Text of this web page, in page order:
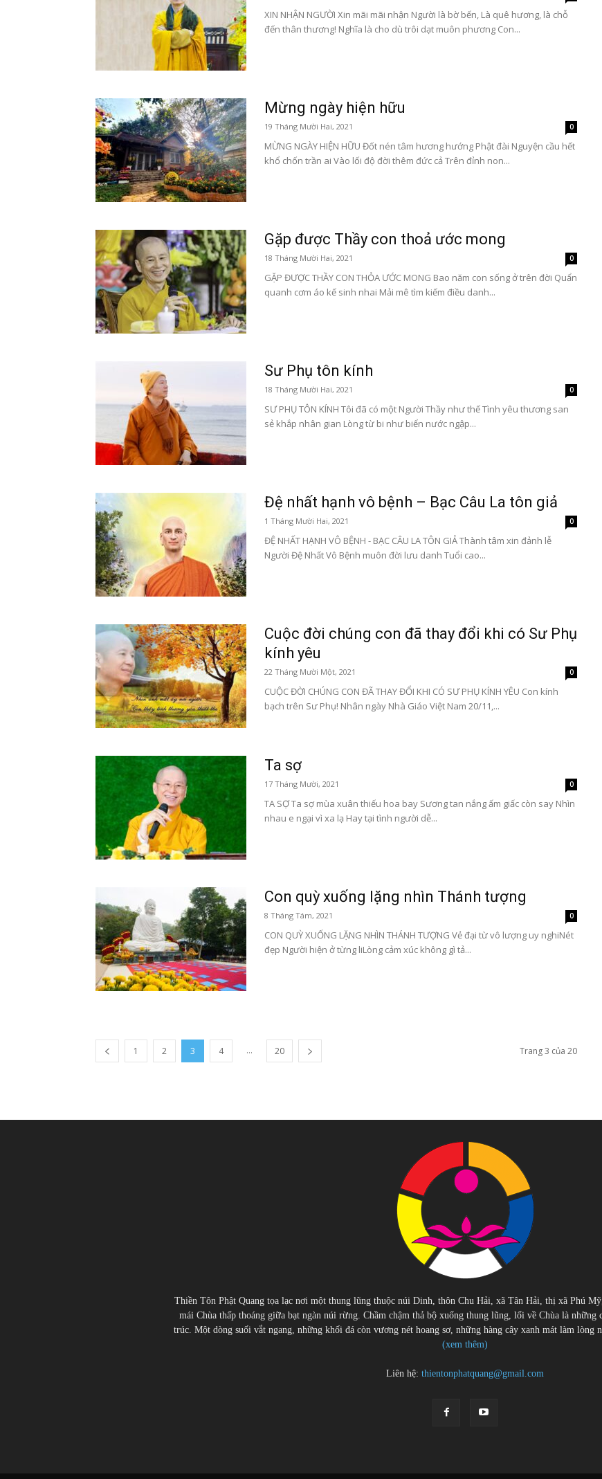
XIN NHẬN NGƯỜI Xin mãi mãi nhận Người là bờ bến, Là quê hương, là chỗ
đến thân thương! Nghĩa là cho dù trôi dạt muôn phương Con...
Mừng ngày hiện hữu
19 Tháng Mười Hai, 2021 0
MỪNG NGÀY HIỆN HỮU Đốt nén tâm hương hướng Phật đài Nguyện cầu hết
khổ chốn trần ai Vào lối độ đời thêm đức cả Trên đỉnh non...
Gặp được Thầy con thoả ước mong
18 Tháng Mười Hai, 2021 0
GẶP ĐƯỢC THẦY CON THỎA ƯỚC MONG Bao năm con sống ở trên đời Quẩn
quanh cơm áo kế sinh nhai Mải mê tìm kiếm điều danh...
Sư Phụ tôn kính
18 Tháng Mười Hai, 2021 0
SƯ PHỤ TÔN KÍNH Tôi đã có một Người Thầy như thế Tình yêu thương san
sẻ khắp nhân gian Lòng từ bi như biển nước ngập...
Đệ nhất hạnh vô bệnh – Bạc Câu La tôn giả
1 Tháng Mười Hai, 2021 0
ĐỆ NHẤT HẠNH VÔ BỆNH - BẠC CÂU LA TÔN GIẢ Thành tâm xin đảnh lễ
Người Đệ Nhất Vô Bệnh muôn đời lưu danh Tuổi cao...
Cuộc đời chúng con đã thay đổi khi có Sư Phụ
kính yêu
22 Tháng Mười Một, 2021 0
CUỘC ĐỜI CHÚNG CON ĐÃ THAY ĐỔI KHI CÓ SƯ PHỤ KÍNH YÊU Con kính
bạch trên Sư Phụ! Nhân ngày Nhà Giáo Việt Nam 20/11,...
Ta sợ
17 Tháng Mười, 2021 0
TA SỢ Ta sợ mùa xuân thiếu hoa bay Sương tan nắng ấm giấc còn say Nhìn
nhau e ngại vì xa lạ Hay tại tình người dễ...
Con quỳ xuống lặng nhìn Thánh tượng
8 Tháng Tám, 2021 0
CON QUỲ XUỐNG LẶNG NHÌN THÁNH TƯỢNG Vẻ đại từ vô lượng uy nghiNét
đẹp Người hiện ở từng liLòng cảm xúc không gì tả...
1 2 3 4 ... 20 Trang 3 của 20
Thiền Tôn Phật Quang tọa lạc nơi một thung lũng thuộc núi Dinh, thôn Chu Hải, xã Tân Hải, thị xã Phú
mái Chùa thấp thoáng giữa bạt ngàn núi rừng. Chầm chậm thả bộ xuống thung lũng, lối về Chùa là
trúc. Một dòng suối vắt ngang, những khối đá còn vương nét hoang sơ, những hàng cây xanh mát làm lòng
(xem thêm)
Liên hệ: thientonphatquang@gmail.com